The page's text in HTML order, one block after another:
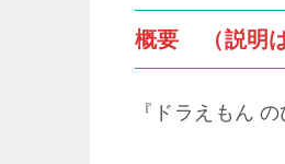
概要 （説明
『ドラえもん